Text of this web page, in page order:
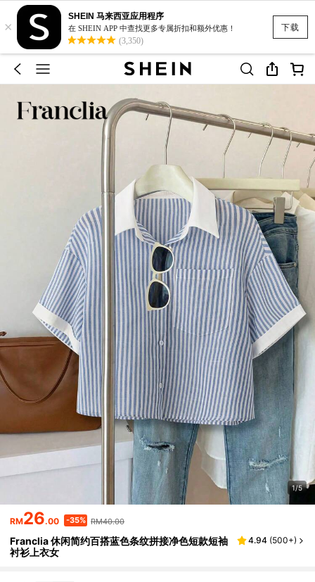
下载
×
SHEIN 马来西亚应用程序
在 SHEIN APP 中查找更多专属折扣和额外优惠！
(3,350)
1/5
RM26.00 -35% RM40.00
Franclia 休闲简约百搭蓝色条纹拼接净色短款短袖
衬衫上衣女
4.94 (500+)